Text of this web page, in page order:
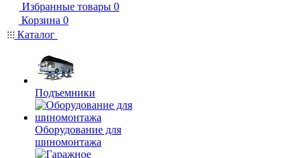
Избранные товары 0
Корзина 0
Каталог
Подъемники
Оборудование для
шиномонтажа